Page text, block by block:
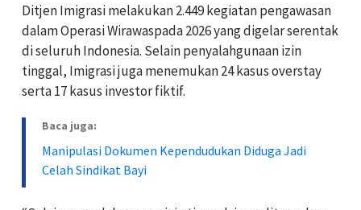
Ditjen Imigrasi melakukan 2.449 kegiatan pengawasan
dalam Operasi Wirawaspada 2026 yang digelar serentak
di seluruh Indonesia. Selain penyalahgunaan izin
tinggal, Imigrasi juga menemukan 24 kasus overstay
serta 17 kasus investor fiktif.
Baca juga:
Manipulasi Dokumen Kependudukan Diduga Jadi
Celah Sindikat Bayi